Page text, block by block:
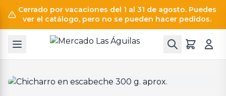
Cerrado por vacaciones del 1 al 31 de agosto. Puedes
ver el catálogo, pero no se pueden hacer pedidos.